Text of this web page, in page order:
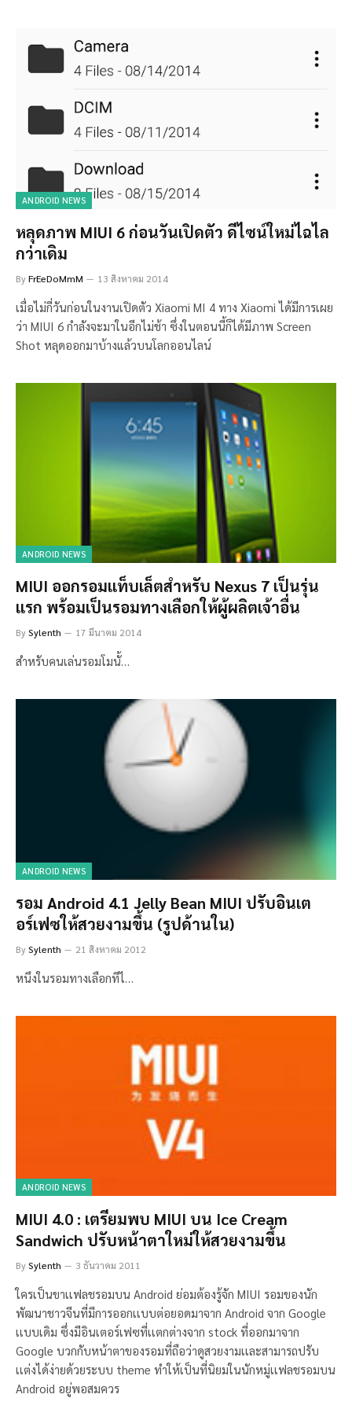
ANDROID NEWS
หลุดภาพ MIUI 6 ก่อนวันเปิดตัว ดีไซน์ใหม่ไฉไล
กว่าเดิม
ByFrEeDoMmM 13 สิงหาคม 2014
เมื่อไม่กี่วันก่อนในงานเปิดตัว Xiaomi MI 4 ทาง Xiaomi ได้มีการเผย
ว่า MIUI 6 กำลังจะมาในอีกไม่ช้า ซึ่งในตอนนี้ก็ได้มีภาพ Screen
Shot หลุดออกมาบ้างแล้วบนโลกออนไลน์
ANDROID NEWS
MIUI ออกรอมแท็บเล็ตสำหรับ Nexus 7 เป็นรุ่น
แรก พร้อมเป็นรอมทางเลือกให้ผู้ผลิตเจ้าอื่น
BySylenth 17 มีนาคม 2014
สำหรับคนเล่นรอมโมนั้…
ANDROID NEWS
รอม Android 4.1 Jelly Bean MIUI ปรับอินเต
อร์เฟซให้สวยงามขึ้น (รูปด้านใน)
BySylenth 21 สิงหาคม 2012
หนึงในรอมทางเลือกทีไ…
ANDROID NEWS
MIUI 4.0 : เตรียมพบ MIUI บน Ice Cream
Sandwich ปรับหน้าตาใหม่ให้สวยงามขึ้น
BySylenth 3 ธันวาคม 2011
ใครเป็นขาเเฟลชรอมบน Android ย่อมต้องรู้จัก MIUI รอมของนัก
พัฒนาชาวจีนที่มีการออกเเบบต่อยอดมาจาก Android จาก Google
เเบบเดิม ซึ่งมีอินเตอร์เฟซที่เเตกต่างจาก stock ที่ออกมาจาก
Google บวกกับหน้าตาของรอมที่ถือว่าดูสวยงามเเละสามารถปรับ
เเต่งได้ง่ายด้วยระบบ theme ทำให้เป็นที่นิยมในนักหมู่เเฟลชรอมบน
Android อยู่พอสมควร